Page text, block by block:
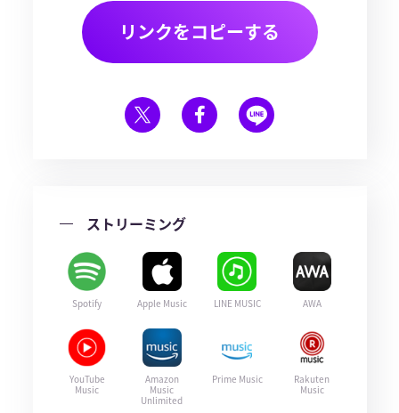
リンクをコピーする
ストリーミング
Spotify Apple Music LINE MUSIC AWA
YouTube
Music
Amazon
Music
Unlimited
Prime Music
Rakuten
Music